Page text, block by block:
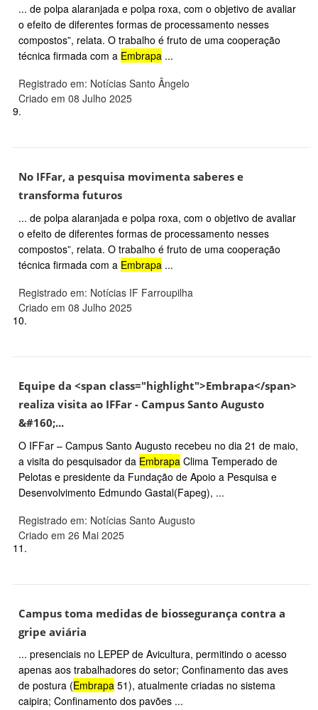
... de polpa alaranjada e polpa roxa, com o objetivo de avaliar
o efeito de diferentes formas de processamento nesses
compostos”, relata. O trabalho é fruto de uma cooperação
técnica firmada com a Embrapa ...
Registrado em: Notícias Santo Ângelo
Criado em 08 Julho 2025
9.
No IFFar, a pesquisa movimenta saberes e
transforma futuros
... de polpa alaranjada e polpa roxa, com o objetivo de avaliar
o efeito de diferentes formas de processamento nesses
compostos”, relata. O trabalho é fruto de uma cooperação
técnica firmada com a Embrapa ...
Registrado em: Notícias IF Farroupilha
Criado em 08 Julho 2025
10.
Equipe da <span class="highlight">Embrapa</span>
realiza visita ao IFFar - Campus Santo Augusto
&#160;...
O IFFar – Campus Santo Augusto recebeu no dia 21 de maio,
a visita do pesquisador da Embrapa Clima Temperado de
Pelotas e presidente da Fundação de Apoio a Pesquisa e
Desenvolvimento Edmundo Gastal(Fapeg), ...
Registrado em: Notícias Santo Augusto
Criado em 26 Mai 2025
11.
Campus toma medidas de biossegurança contra a
gripe aviária
... presenciais no LEPEP de Avicultura, permitindo o acesso
apenas aos trabalhadores do setor; Confinamento das aves
de postura (Embrapa 51), atualmente criadas no sistema
caipira; Confinamento dos pavões ...